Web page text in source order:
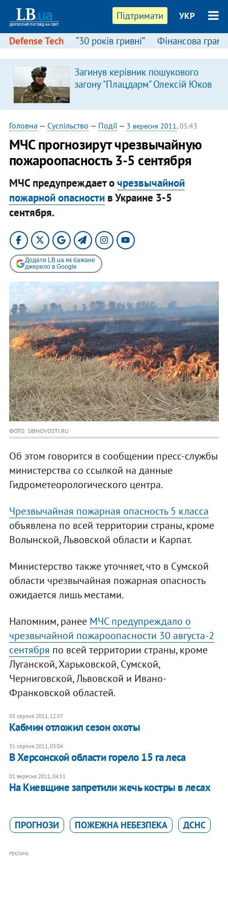
Підтримати УКР
Defense Tech “30 років гривні” Фінансова
Загинув керівник пошукового
загону "Плацдарм" Олексій Юков
Головна — Суспільство — Події— 3 вересня 2011, 05:43
​МЧС прогнозирут чрезвычайную
пожароопасность 3-5 сентября
МЧС предупреждает очрезвычайной
пожарной опасностив Украине 3-5
сентября.
Додати LB.ua як бажане
джерело в Google
ФОТО: SIBNOVOSTI.RU
Об этом говорится в сообщении пресс-службы
министерства со ссылкой на данные
Гидрометеорологического центра.
Чрезвычайная пожарная опасность 5 класса
объявлена по всей территории страны, кроме
Волынской, Львовской области и Карпат.
Министерство также уточняет, что в Сумской
области чрезвычайная пожарная опасность
ожидается лишь местами.
Напомним, ранее МЧС предупреждало о
чрезвычайной пожароопасности 30 августа-2
сентября по всей территории страны, кроме
Луганской, Харьковской, Сумской,
Черниговской, Львовской и Ивано-
Франковской областей.
03 серпня 2011, 12:57
Кабмин отложил сезон охоты
31 серпня 2011, 03:04
В Херсонской области горело 15 га леса
01 вересня 2011, 04:51
На Киевщине запретили жечь костры в лесах
ПРОГНОЗИ ПОЖЕЖНА НЕБЕЗПЕКА ДСНС
РЕКЛАМА